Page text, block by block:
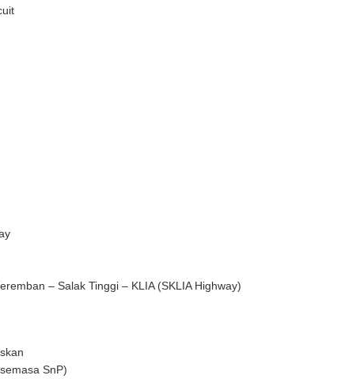
– Salak Tinggi – KLIA (SKLIA Highway)
SnP)